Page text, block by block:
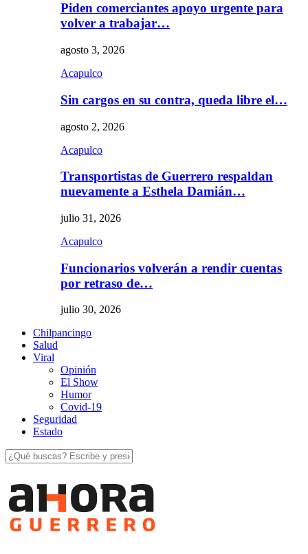
Piden comerciantes apoyo urgente para
volver a trabajar…
agosto 3, 2026
Acapulco
Sin cargos en su contra, queda libre el…
agosto 2, 2026
Acapulco
Transportistas de Guerrero respaldan
nuevamente a Esthela Damián…
julio 31, 2026
Acapulco
Funcionarios volverán a rendir cuentas
por retraso de…
julio 30, 2026
Chilpancingo
Salud
Viral
Opinión
El Show
Humor
Covid-19
Seguridad
Estado